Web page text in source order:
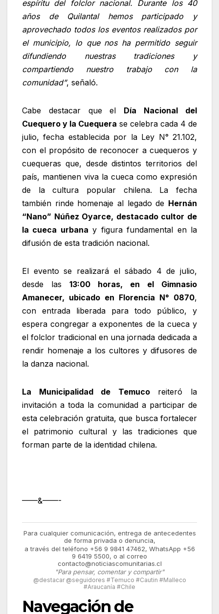
espíritu del folclor nacional. Durante los 40
años de Quilantal hemos participado y
aprovechado todos los eventos realizados por
el municipio, lo que nos ha permitido seguir
difundiendo nuestras tradiciones y
compartiendo nuestro trabajo con la
comunidad”, señaló.
Cabe destacar que el Día Nacional del
Cuequero y la Cuequera se celebra cada 4 de
julio, fecha establecida por la Ley N° 21.102,
con el propósito de reconocer a cuequeros y
cuequeras que, desde distintos territorios del
país, mantienen viva la cueca como expresión
de la cultura popular chilena. La fecha
también rinde homenaje al legado de Hernán
“Nano” Núñez Oyarce, destacado cultor de
la cueca urbana y figura fundamental en la
difusión de esta tradición nacional.
El evento se realizará el sábado 4 de julio,
desde las 13:00 horas, en el Gimnasio
Amanecer, ubicado en Florencia N° 0870,
con entrada liberada para todo público, y
espera congregar a exponentes de la cueca y
el folclor tradicional en una jornada dedicada a
rendir homenaje a los cultores y difusores de
la danza nacional.
La Municipalidad de Temucoreiteró la
invitación a toda la comunidad a participar de
esta celebración gratuita, que busca fortalecer
el patrimonio cultural y las tradiciones que
forman parte de la identidad chilena.
——&——-
Para cualquier comunicación, entrega de antecedentes
de forma privada o denuncia,
a través del teléfono +56 9 9841 47462, WhatsApp +56
9 6419 5500, o al correo
contacto@noticiascomunitarias.cl
"Para pensar, comentar y compartir"
@destacar @seguidores #Temuco #Cautin #Malleco
#Araucanía #Chile
Navegación de